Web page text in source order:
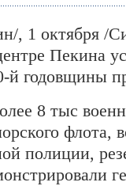
, 1 октября /
Пекина
й годовщины
8 тыс
флота,
полиции,